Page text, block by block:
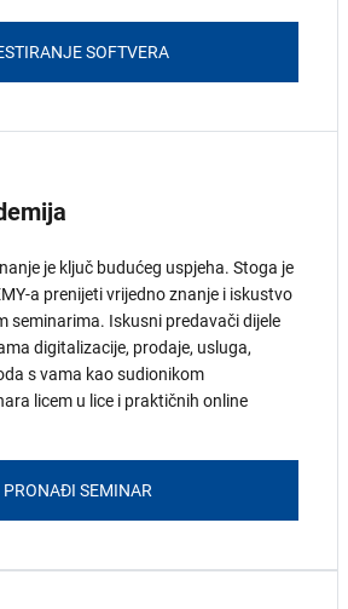
SOFTVERA
je ključ budućeg uspjeha. Stoga je
a prenijeti vrijedno znanje i iskustvo
seminarima. Iskusni predavači dijele
digitalizacije, prodaje, usluga,
s vama kao sudionikom
licem u lice i praktičnih online
PRONAĐI SEMINAR